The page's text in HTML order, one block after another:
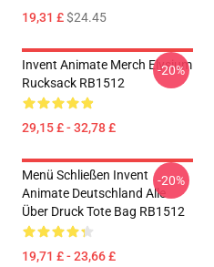
19,31 £$24.45
Invent Animate Merch Elysium
Rucksack RB1512
29,15 £ - 32,78 £
-20%
Menü Schließen Invent
Animate Deutschland Alle
Über Druck Tote Bag RB1512
19,71 £ - 23,66 £
-20%